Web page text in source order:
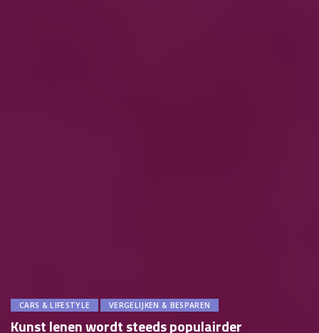
CARS & LIFESTYLE VERGELIJKEN & BESPAREN
Kunst lenen wordt steeds populairder